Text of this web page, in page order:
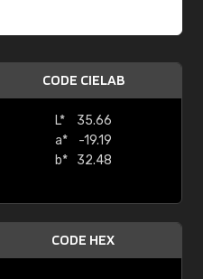
CODE CIELAB
L*
35.66
a*
-19.19
b*
32.48
CODE HEX
pas de voir clairement quels
disponibles. Il y a plusieurs
Classic, Design, etc. On ne
qui est quoi. La livraison s'est
et le produit reçu me convient."